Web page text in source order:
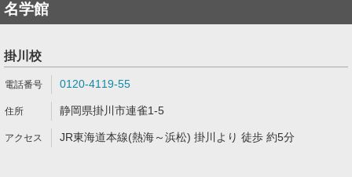
名学館
掛川校
0120-4119-55
静岡県掛川市連雀1-5
JR東海道本線(熱海～浜松) 掛川より 徒歩 約5分